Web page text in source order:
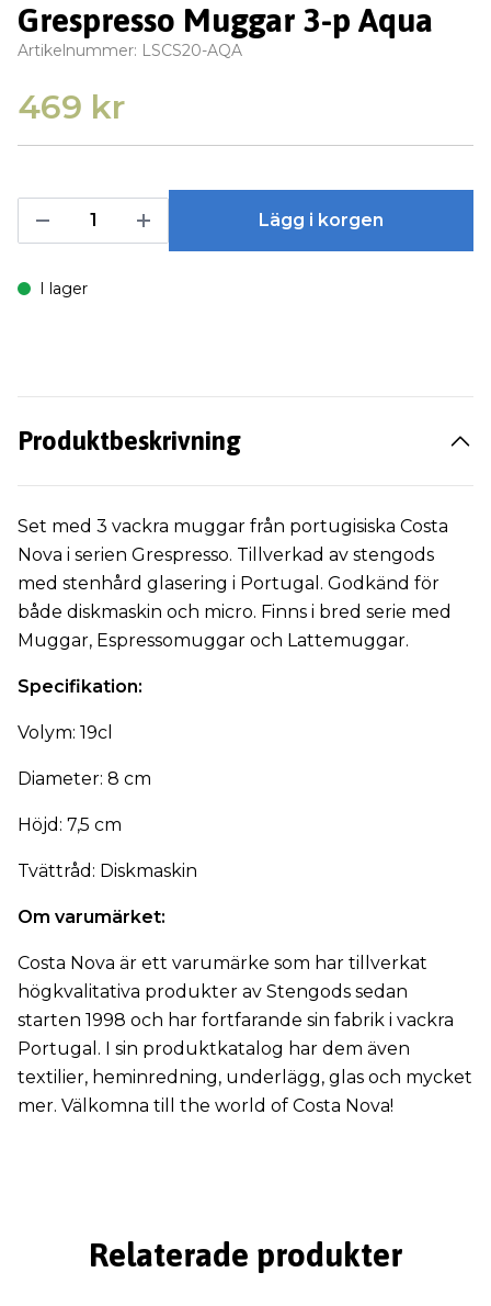
Grespresso Muggar 3-p Aqua
Artikelnummer: LSCS20-AQA
469 kr
Lägg i korgen
I lager
Produktbeskrivning
Set med 3 vackra muggar från portugisiska Costa
Nova i serien Grespresso. Tillverkad av stengods
med stenhård glasering i Portugal. Godkänd för
både diskmaskin och micro. Finns i bred serie med
Muggar, Espressomuggar och Lattemuggar.
Specifikation:
Volym: 19cl
Diameter: 8 cm
Höjd: 7,5 cm
Tvättråd: Diskmaskin
Om varumärket:
Costa Nova är ett varumärke som har tillverkat
högkvalitativa produkter av Stengods sedan
starten 1998 och har fortfarande sin fabrik i vackra
Portugal. I sin produktkatalog har dem även
textilier, heminredning, underlägg, glas och mycket
mer. Välkomna till the world of Costa Nova!
Relaterade produkter